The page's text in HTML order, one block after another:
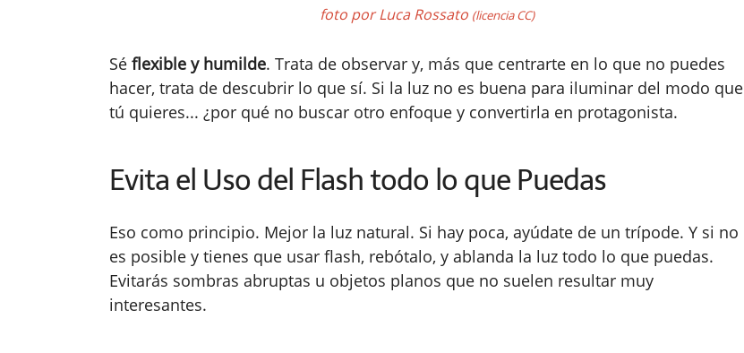
foto por Luca Rossato (licencia CC)
Sé flexible y humilde. Trata de observar y, más que centrarte en lo que no puedes
hacer, trata de descubrir lo que sí. Si la luz no es buena para iluminar del modo que
tú quieres... ¿por qué no buscar otro enfoque y convertirla en protagonista.
Evita el Uso del Flash todo lo que Puedas
Eso como principio. Mejor la luz natural. Si hay poca, ayúdate de un trípode. Y si no
es posible y tienes que usar flash, rebótalo, y ablanda la luz todo lo que puedas.
Evitarás sombras abruptas u objetos planos que no suelen resultar muy
interesantes.